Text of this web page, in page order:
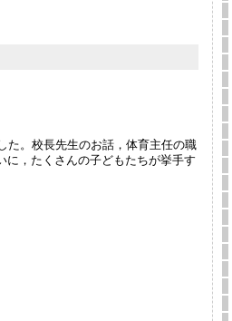
た。校長先生のお話，体育主任の職
に，たくさんの子どもたちが挙手す